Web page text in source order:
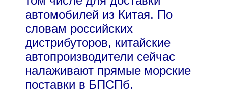
автомобилей из Китая. По
словам российских
дистрибуторов, китайские
автопроизводители сейчас
налаживают прямые морские
поставки в БПСПб.